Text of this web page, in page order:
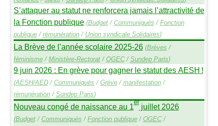
S’attaquer au statut ne renforcera jamais l’attractivité de
la Fonction publique (Budget/ Communiqués / Fonction
publique/ rémunération/ Union syndicale Solidaires)
La Brève de l’année scolaire 2025-26 (Brèves /
féminisme/ Ministère-Rectorat/ OGEC/ SundepParis)
9 juin 2026 : En grève pour gagner le statut des AESH !
(AESH/AED/ Communiqués / Grève/ manifestation/
rémunération/ SundepParis)
Nouveau congé de naissance au 1erjuillet 2026
(Budget/ Communiqués / Fonction publique/ OGEC/